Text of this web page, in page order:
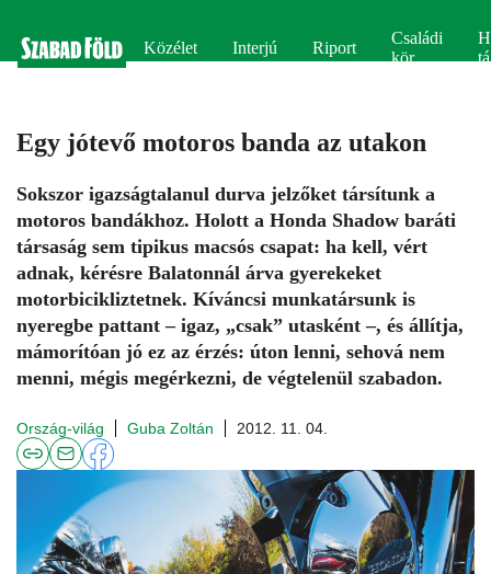
Közélet Interjú Riport
Családi
kör
Egy jótevő motoros banda az utakon
Sokszor igazságtalanul durva jelzőket társítunk a
motoros bandákhoz. Holott a Honda Shadow baráti
társaság sem tipikus macsós csapat: ha kell, vért
adnak, kérésre Balatonnál árva gyerekeket
motorbicikliztetnek. Kíváncsi munkatársunk is
nyeregbe pattant – igaz, „csak” utasként –, és állítja,
mámorítóan jó ez az érzés: úton lenni, sehová nem
menni, mégis megérkezni, de végtelenül szabadon.
Ország-világ Guba Zoltán 2012. 11. 04.